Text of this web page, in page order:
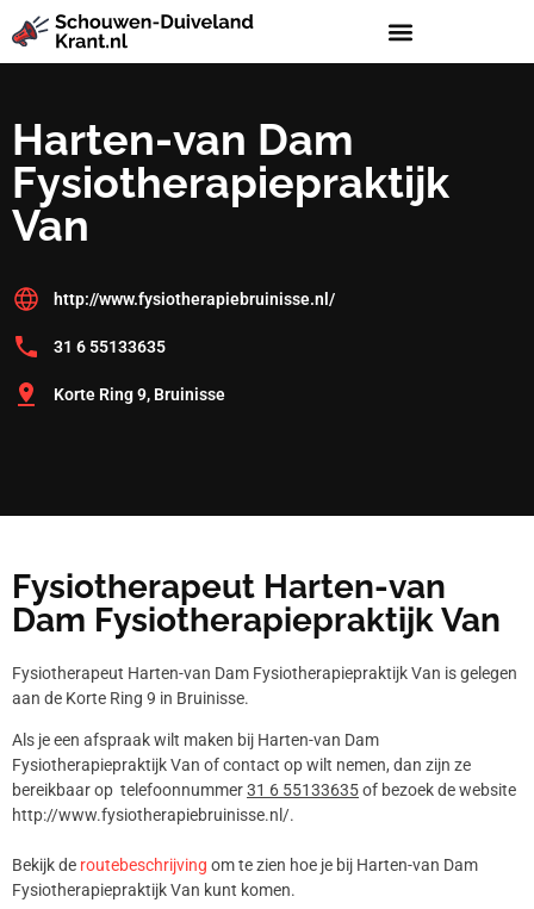
Harten-van Dam
Fysiotherapiepraktijk
Van
http://www.fysiotherapiebruinisse.nl/
31 6 55133635
Korte Ring 9, Bruinisse
Fysiotherapeut Harten-van
Dam Fysiotherapiepraktijk Van
Fysiotherapeut Harten-van Dam Fysiotherapiepraktijk Van is gelegen
aan de Korte Ring 9 in Bruinisse.
Als je een afspraak wilt maken bij Harten-van Dam
Fysiotherapiepraktijk Van of contact op wilt nemen, dan zijn ze
bereikbaar op telefoonnummer31 6 55133635of bezoek de website
http://www.fysiotherapiebruinisse.nl/.
Bekijk de routebeschrijving om te zien hoe je bij Harten-van Dam
Fysiotherapiepraktijk Van kunt komen.